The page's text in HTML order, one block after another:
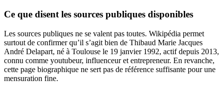
Ce que disent les sources publiques disponibles
Les sources publiques ne se valent pas toutes. Wikipédia permet
surtout de confirmer qu’il s’agit bien de Thibaud Marie Jacques
André Delapart, né à Toulouse le 19 janvier 1992, actif depuis 2013,
connu comme youtubeur, influenceur et entrepreneur. En revanche,
cette page biographique ne sert pas de référence suffisante pour une
mensuration fine.